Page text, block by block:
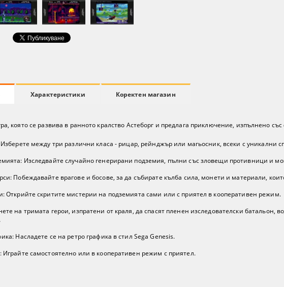
Характеристики Коректен магазин
която се развива в ранното кралство Астеборг и предлага приключение, изпълнено
между три различни класа - рицар, рейнджър или магьосник, всеки с уникални
Изследвайте случайно генерирани подземия, пълни със зловещи противници и
Побеждавайте врагове и босове, за да събирате кълба сила, монети и материали,
Открийте скритите мистерии на подземията сами или с приятел в кооперативен режим.
на тримата герои, изпратени от краля, да спасят пленен изследователски батальон,
Насладете се на ретро графика в стил Sega Genesis.
самостоятелно или в кооперативен режим с приятел.